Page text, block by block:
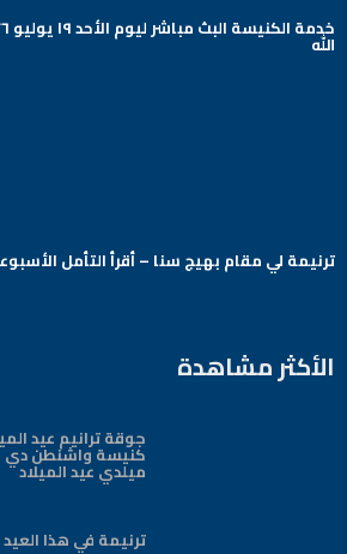
الله
ترنيمة لي مقام بهيج سنا – أقرأ التأمل
الأكثر مشاهدة
جوقة ترانيم عيد
كنيسة واشنطن
ميلدي عيد الميلاد
ترنيمة في هذا العيد